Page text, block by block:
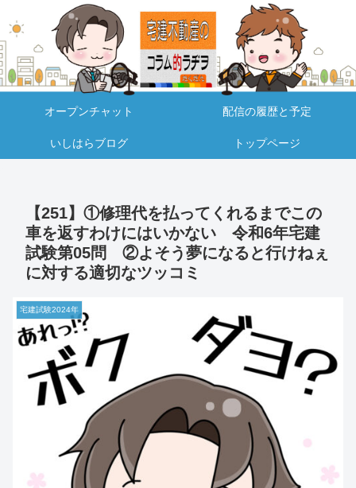
オープンチャット 配信の履歴と予定
いしはらブログ トップページ
【251】①修理代を払ってくれるまでこの
車を返すわけにはいかない 令和6年宅建
試験第05問 ②よそう夢になると行けねぇ
に対する適切なツッコミ
宅建試験2024年